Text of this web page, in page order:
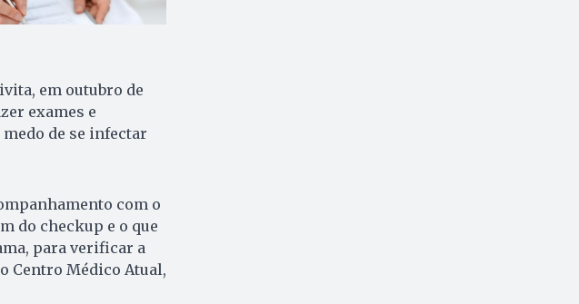
em outubro de
exames e
de se infectar
com o
do checkup e o que
para verificar a
Centro Médico Atual,